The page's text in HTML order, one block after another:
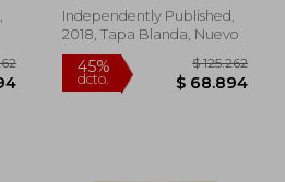
Independently Published,
2018, Tapa Blanda, Nuevo